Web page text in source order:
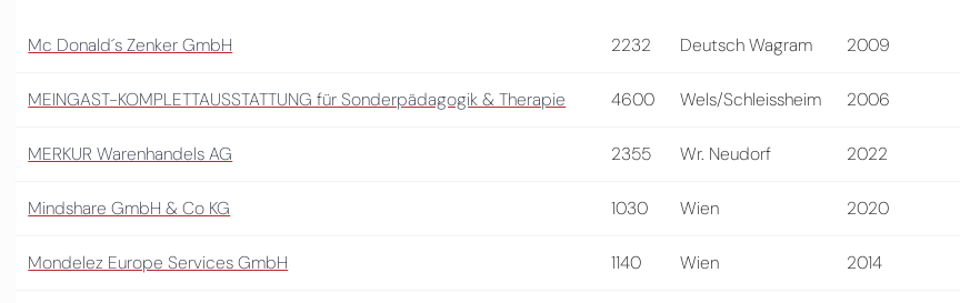
Mc Donald´s Zenker GmbH 2232 Deutsch Wagram 2009
MEINGAST-KOMPLETTAUSSTATTUNG für Sonderpädagogik & Therapie 4600 Wels/Schleissheim 2006
MERKUR Warenhandels AG 2355 Wr. Neudorf 2022
Mindshare GmbH & Co KG 1030 Wien 2020
Mondelez Europe Services GmbH 1140 Wien 2014